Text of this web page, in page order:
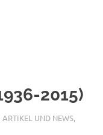
2015)
ARTIKEL UND NEWS,